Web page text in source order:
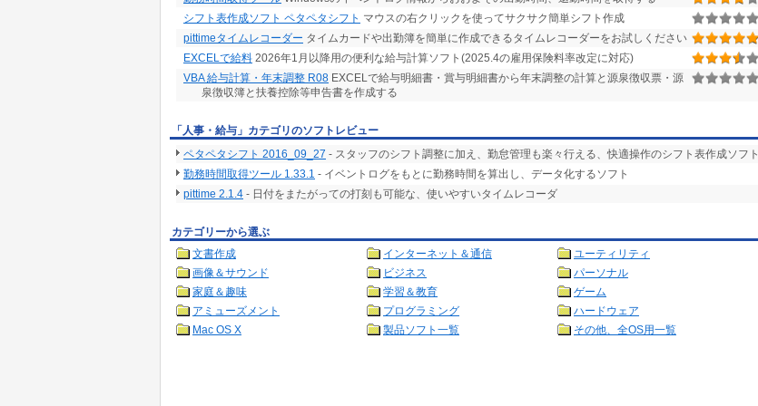
シフト表作成ソフト ペタペタシフト マウスの右クリックを使ってサクサク簡単シフト作成
pittimeタイムレコーダー タイムカードや出勤簿を簡単に作成できるタイムレコーダーをお試しください
EXCELで給料 2026年1月以降用の便利な給与計算ソフト(2025.4の雇用保険料率改定に対応)
VBA 給与計算・年末調整 R08 EXCELで給与明細書・賞与明細書から年末調整の計算と源泉徴収票・源
泉徴収簿と扶養控除等申告書を作成する
「人事・給与」カテゴリのソフトレビュー
ペタペタシフト 2016_09_27 - スタッフのシフト調整に加え、勤怠管理も楽々行える、快適操作のシフト表作成ソフト
勤務時間取得ツール 1.33.1 - イベントログをもとに勤務時間を算出し、データ化するソフト
pittime 2.1.4 - 日付をまたがっての打刻も可能な、使いやすいタイムレコーダ
カテゴリーから選ぶ
文書作成
インターネット＆通信
ユーティリティ
画像＆サウンド
ビジネス
パーソナル
家庭＆趣味
学習＆教育
ゲーム
アミューズメント
プログラミング
ハードウェア
Mac OS X
製品ソフト一覧 その他、全OS用一覧